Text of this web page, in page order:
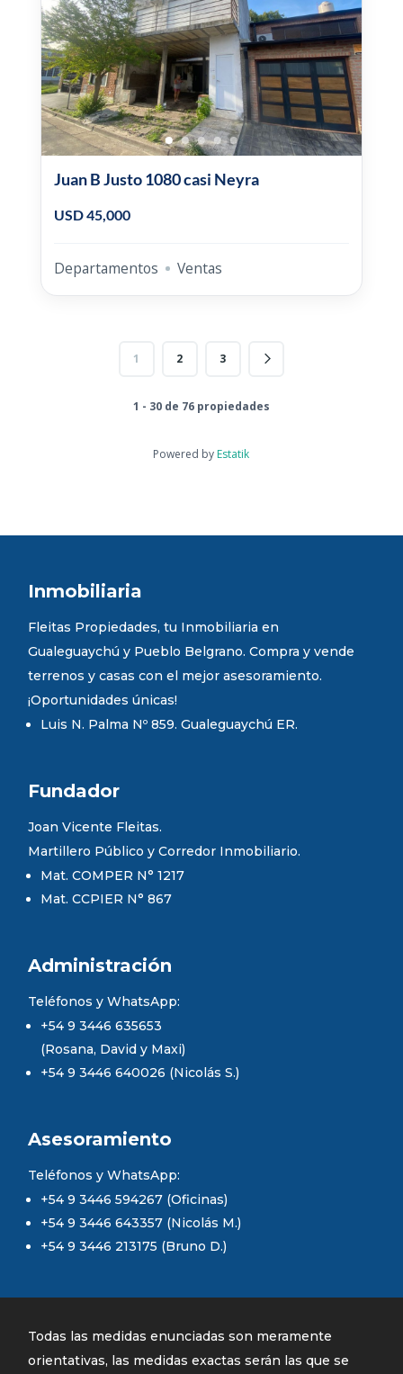
Juan B Justo 1080 casi Neyra
USD 45,000
Departamentos Ventas
1 2 3
1 - 30 de 76 propiedades
Powered by Estatik
Inmobiliaria
Fleitas Propiedades, tu Inmobiliaria en
Gualeguaychú y Pueblo Belgrano. Compra y vende
terrenos y casas con el mejor asesoramiento.
¡Oportunidades únicas!
Luis N. Palma Nº 859. Gualeguaychú ER.
Fundador
Joan Vicente Fleitas.
Martillero Público y Corredor Inmobiliario.
Mat. COMPER N° 1217
Mat. CCPIER N° 867
Administración
Teléfonos y WhatsApp:
+54 9 3446 635653
(Rosana, David y Maxi)
+54 9 3446 640026 (Nicolás S.)
Asesoramiento
Teléfonos y WhatsApp:
+54 9 3446 594267 (Oficinas)
+54 9 3446 643357 (Nicolás M.)
+54 9 3446 213175 (Bruno D.)
Todas las medidas enunciadas son meramente
orientativas, las medidas exactas serán las que se